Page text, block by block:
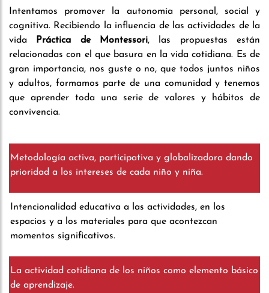
Intentamos promover la autonomía personal, social y
cognitiva. Recibiendo la influencia de las actividades de la
vida Práctica de Montessori, las propuestas están
relacionadas con el que basura en la vida cotidiana. Es de
gran importancia, nos guste o no, que todos juntos niños
y adultos, formamos parte de una comunidad y tenemos
que aprender toda una serie de valores y hábitos de
convivencia.
Metodología activa, participativa y globalizadora dando
prioridad a los intereses de cada niño y niña.
Intencionalidad educativa a las actividades, en los
espacios y a los materiales para que acontezcan
momentos significativos.
La actividad cotidiana de los niños como elemento básico
de aprendizaje.